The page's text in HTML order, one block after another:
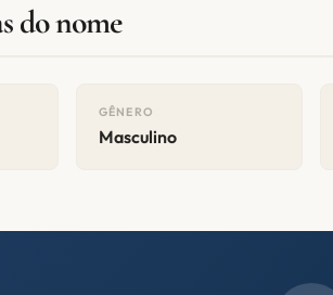
do nome
GÊNERO
Masculino